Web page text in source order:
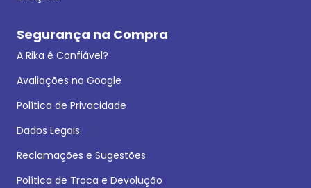
Segurança na Compra
A Rika é Confiável?
Avaliações no Google
Política de Privacidade
Dados Legais
Reclamações e Sugestões
Política de Troca e Devolução